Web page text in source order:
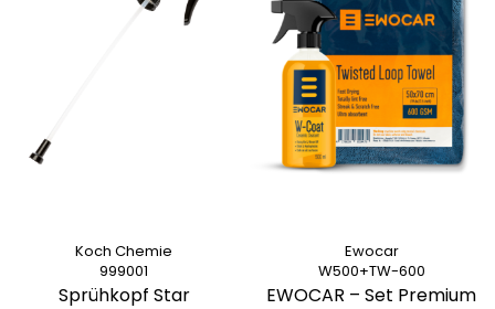
Koch Chemie
999001
Sprühkopf Star
Ewocar
W500+TW-600
EWOCAR – Set Premium